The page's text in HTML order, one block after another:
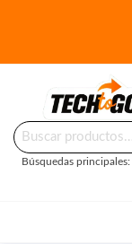
Tech
To
Celulares
&
Accesorios
Búsquedas principales: